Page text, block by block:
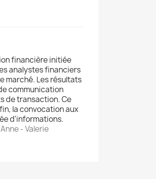
financière initiée
analystes financiers
marché. Les résultats
communication
de transaction. Ce
la convocation aux
d'informations.
- Valerie